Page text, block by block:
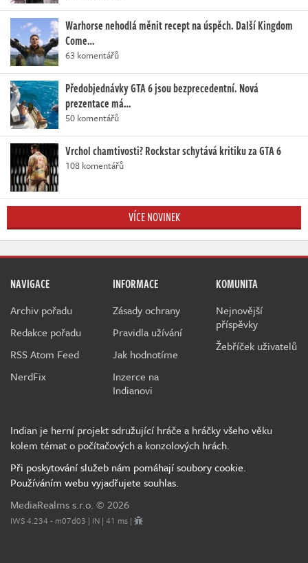
Warhorse nehodlá měnit recept na úspěch. Další Kingdom
Come…
63 komentářů
Předobjednávky GTA 6 jsou bezprecedentní. Nová
prezentace má…
50 komentářů
Vrchol chamtivosti? Rockstar schytává kritiku za GTA 6
108 komentářů
VÍCE NOVINEK
NAVIGACE
Archiv pořadu
Redakce pořadu
RSS Atom Feed
NerdFix
INFORMACE
Zásady ochrany
Pravidla užívání
Jak hodnotíme
Inzerce na
Indianovi
KOMUNITA
Nejnovější
příspěvky
Žebříček uživatelů
Indian je herní projekt sdružující hráče a hráčky všeho věku
kolem témat o počítačových a konzolových hrách.
Při poskytování služeb nám pomáhají soubory cookie.
Používáním webu vyjadřujete souhlas.
MediaRealms s.r.o. © 2026
IWS 4.234 - m07d03 | IN | 41 ms |